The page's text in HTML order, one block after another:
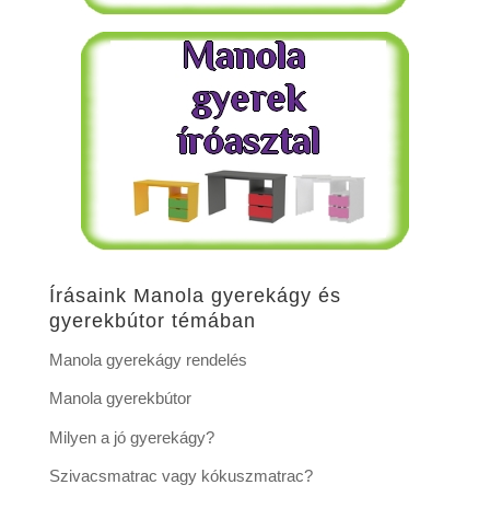
Írásaink Manola gyerekágy és
gyerekbútor témában
Manola gyerekágy rendelés
Manola gyerekbútor
Milyen a jó gyerekágy?
Szivacsmatrac vagy kókuszmatrac?